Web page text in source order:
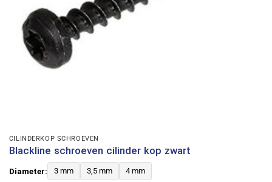
CILINDERKOP SCHROEVEN
Blackline schroeven cilinder kop zwart
Diameter: 3 mm 3,5 mm 4 mm